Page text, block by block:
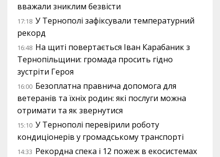
вважали зниклим безвісти
17:18 У Тернополі зафіксували температурний
рекорд
16:48 На щиті повертається Іван Карабаник з
Тернопільщини: громада просить гідно
зустріти Героя
16:00 Безоплатна правнича допомога для
ветеранів та їхніх родин: які послуги можна
отримати та як звернутися
15:10 У Тернополі перевірили роботу
кондиціонерів у громадському транспорті
14:33 Рекордна спека і 12 пожеж в екосистемах